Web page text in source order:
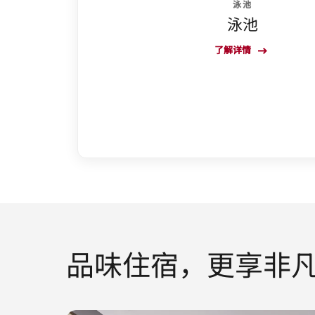
泳池
泳池
了解详情
品味住宿，更享非